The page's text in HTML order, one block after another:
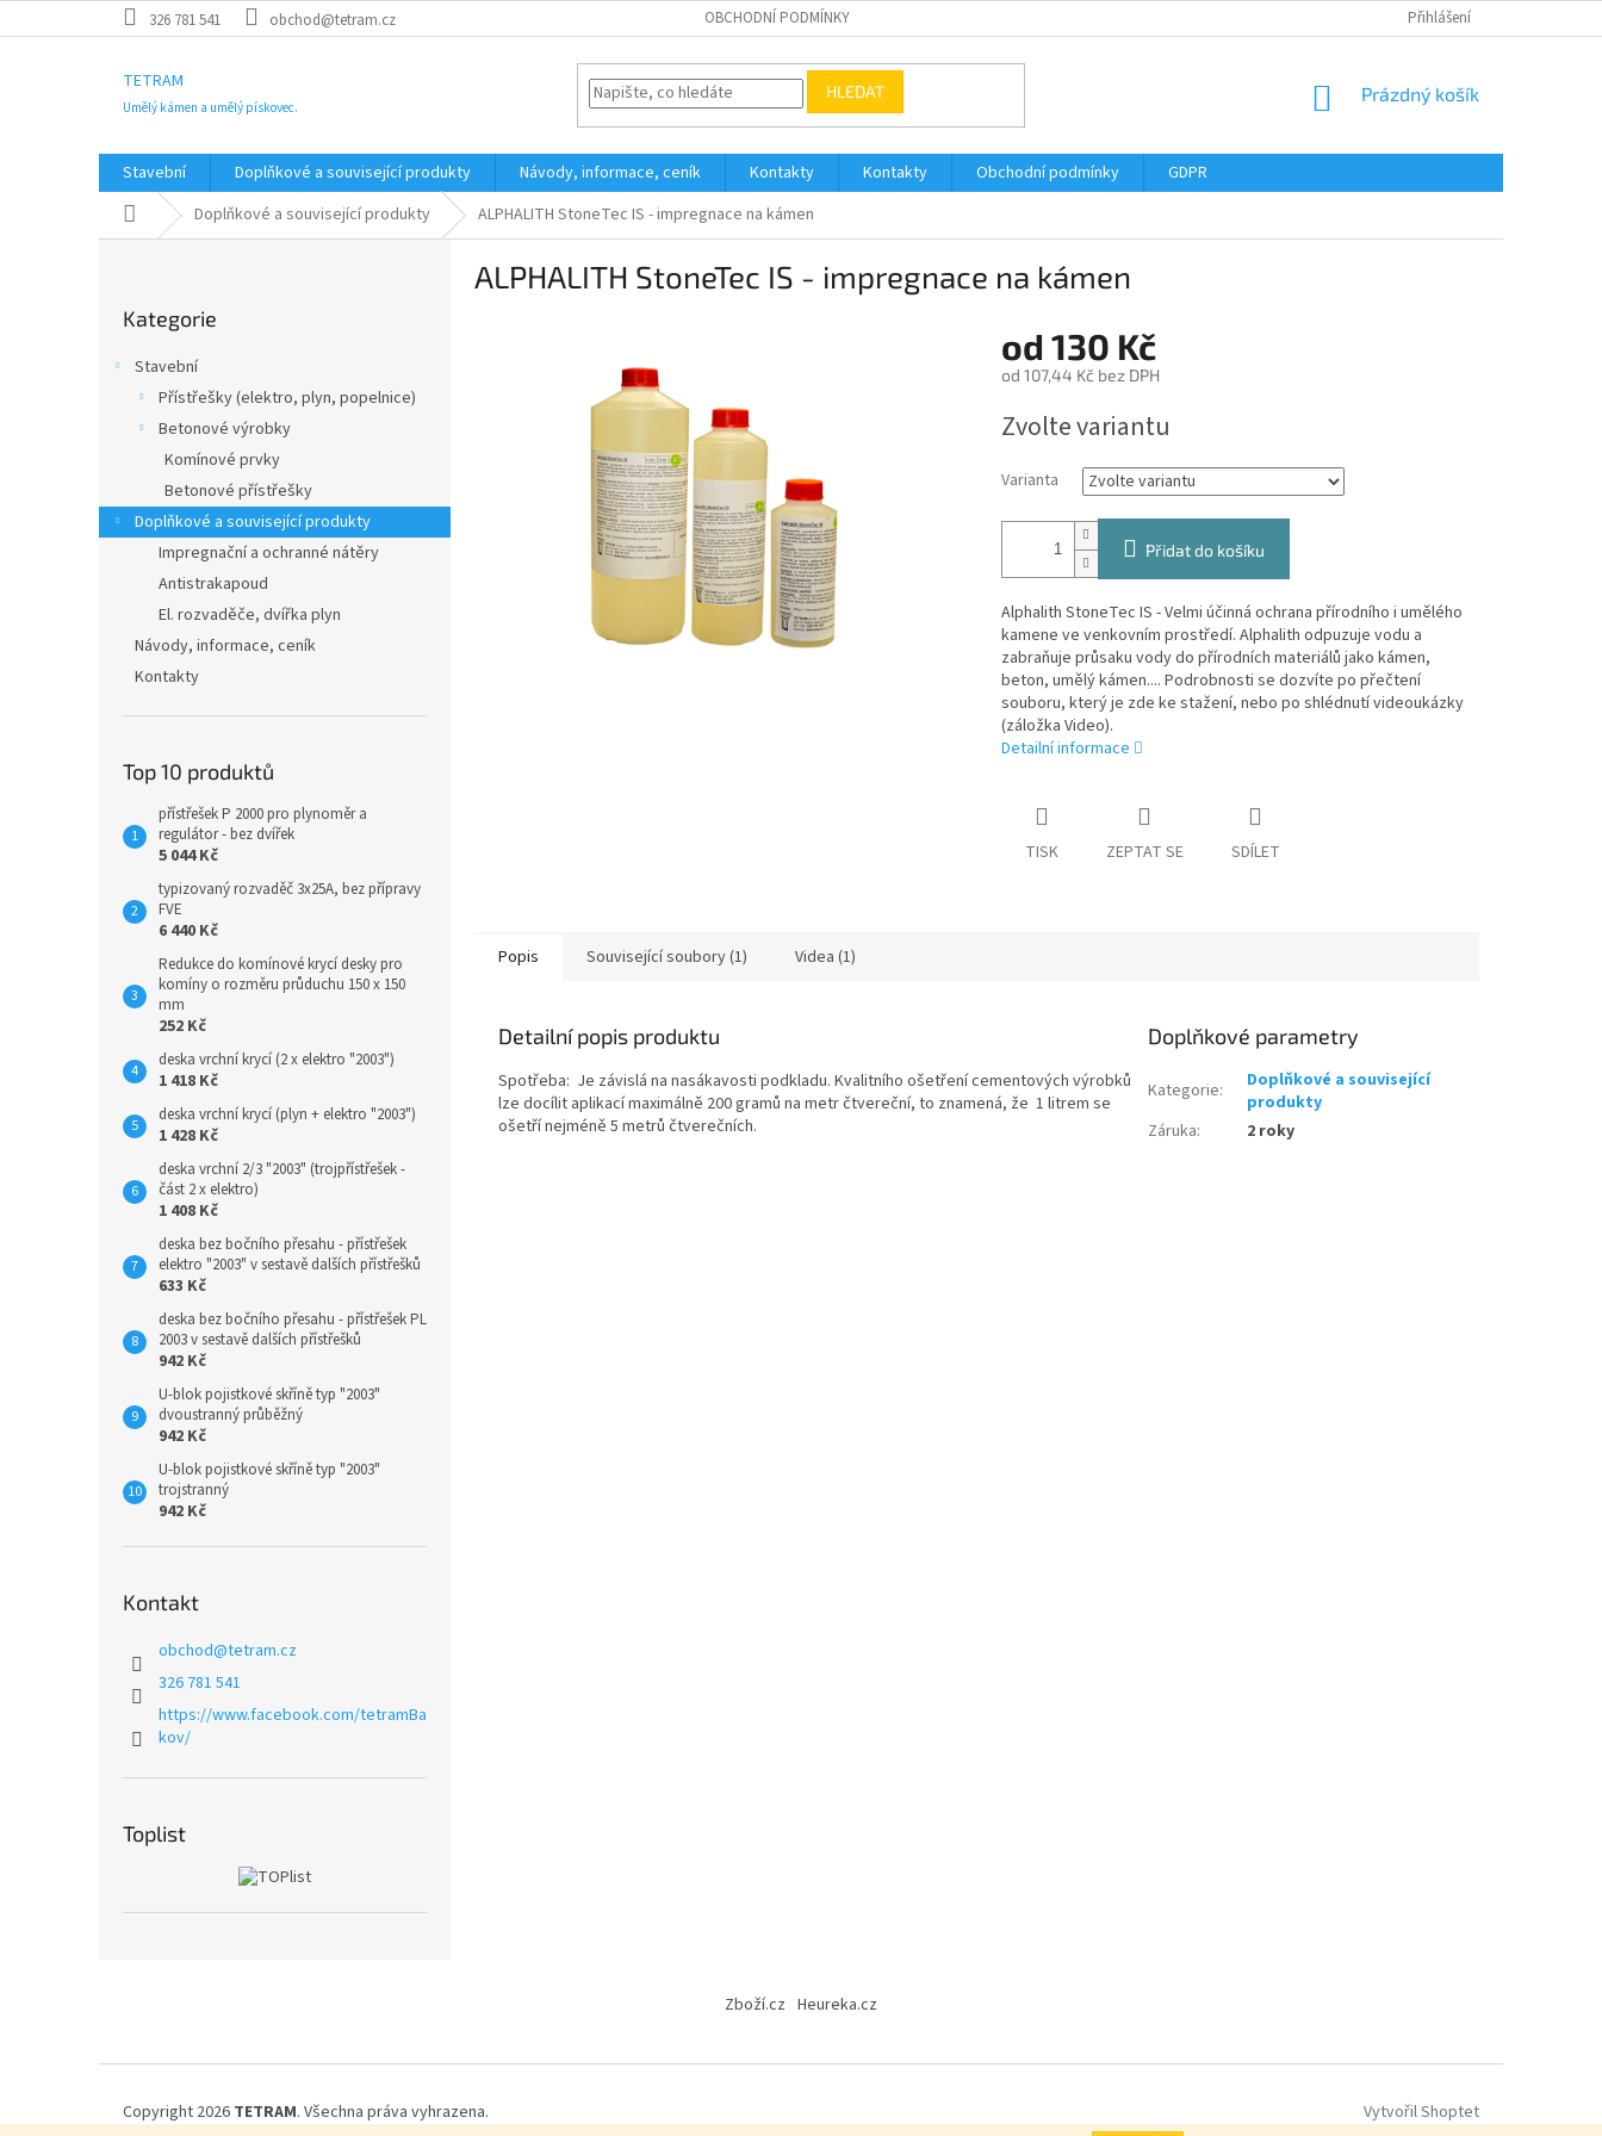
na
326 781 541 obchod@tetram.cz OBCHODNÍ PODMÍNKY Přihlášení
TETRAM
Umělý kámen a umělý pískovec.
HLEDAT
NÁKUPNÍ
Prázdný košík
Stavební Doplňkové a související produkty Návody, informace, ceník Kontakty Kontakty Obchodní podmínky
GDPR
Domů Doplňkové a související produkty ALPHALITH StoneTec IS - impregnace na kámen
a
n
kategorie
Kategorie
Stavební
Přístřešky (elektro, plyn, popelnice)
Betonové výrobky
Komínové prvky
Betonové přístřešky
Doplňkové a související produkty
Impregnační a ochranné nátěry
Antistrakapoud
El. rozvaděče, dvířka plyn
Návody, informace, ceník
Kontakty
Top 10 produktů
přístřešek P 2000 pro plynoměr a
regulátor - bez dvířek
5 044 Kč
typizovaný rozvaděč 3x25A, bez přípravy
FVE
6 440 Kč
Redukce do komínové krycí desky pro
komíny o rozměru průduchu 150 x 150
mm
252 Kč
deska vrchní krycí (2 x elektro "2003")
1 418 Kč
deska vrchní krycí (plyn + elektro "2003")
1 428 Kč
deska vrchní 2/3 "2003" (trojpřístřešek -
část 2 x elektro)
1 408 Kč
deska bez bočního přesahu - přístřešek
elektro "2003" v sestavě dalších přístřešků
633 Kč
deska bez bočního přesahu - přístřešek PL
2003 v sestavě dalších přístřešků
942 Kč
U-blok pojistkové skříně typ "2003"
dvoustranný průběžný
942 Kč
U-blok pojistkové skříně typ "2003"
trojstranný
942 Kč
Kontakt
obchod@tetram.cz
326 781 541
https://www.facebook.com/tetramBa
kov/
Toplist
ALPHALITH StoneTec IS - impregnace na kámen
od 130 Kč
od 107,44 Kčbez DPH
cena:
Zvolte variantu
Varianta
Přidat do košíku
Alphalith StoneTec IS - Velmi účinná ochrana přírodního i umělého
kamene ve venkovním prostředí. Alphalith odpuzuje vodu a
zabraňuje průsaku vody do přírodních materiálů jako kámen,
beton, umělý kámen.... Podrobnosti se dozvíte po přečtení
souboru, který je zde ke stažení, nebo po shlédnutí videoukázky
(záložka Video).
Detailní informace
TISK ZEPTAT SE SDÍLET
Popis Související soubory (1) Videa (1)
Detailní popis produktu
Spotřeba: Je závislá na nasákavosti podkladu. Kvalitního ošetření cementových výrobků
lze docílit aplikací maximálně 200 gramů na metr čtvereční, to znamená, že 1 litrem se
ošetří nejméně 5 metrů čtverečních.
Doplňkové parametry
Kategorie:
Doplňkové a související
produkty
Záruka: 2 roky
Zboží.cz Heureka.cz
Vytvořil Shoptet
Copyright 2026 TETRAM. Všechna práva vyhrazena.